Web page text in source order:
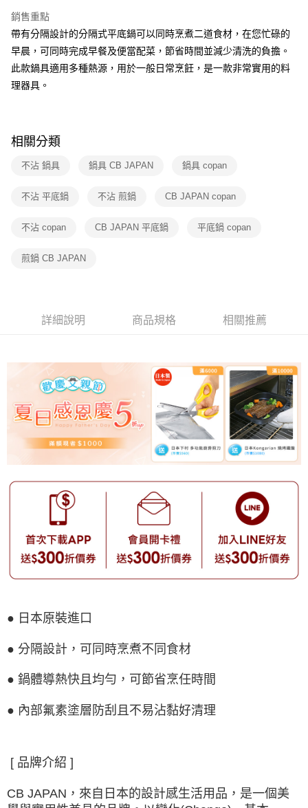
買賣價金債權讓與本公司後，依約使用本公司帳單繳交帳款。
2.基於同意付款使用「大哥付你分期」之契約關係目的，商店將以您的個人
資料（包含姓名、電話或地址）提供予台灣大哥大進項蒐集、處理及利用，
由本公司與您本人進行分期帳單所需資料之確認、核對及更正。
3.完整用戶服務條款，請詳閱以下連結： https://oppay.tw/userRule
每筆NT$100，滿NT$499(含以上)免運費
宅配【父親節大回饋】限時$299免運
每筆NT$150，滿NT$299(含以上)免運費
銷售重點
帶有分隔設計的分隔式平底鍋可以同時烹煮二道食材，在您忙碌的
早晨，可同時完成早餐及便當配菜，節省時間並減少清洗的負擔。
此款鍋具適用多種熱源，用於一般日常烹飪，是一款非常實用的料
理器具。
相關分類
不沾 鍋具 鍋具 CB JAPAN 鍋具 copan
不沾 平底鍋 不沾 煎鍋 CB JAPAN copan
不沾 copan CB JAPAN 平底鍋 平底鍋 copan
煎鍋 CB JAPAN
詳細說明 商品規格 相關推薦
● 日本原裝進口
● 分隔設計，可同時烹煮不同食材
● 鍋體導熱快且均勻，可節省烹任時間
● 內部氟素塗層防刮且不易沾黏好清理
[ 品牌介紹 ]
CB JAPAN，來自日本的設計感生活用品，是一個美